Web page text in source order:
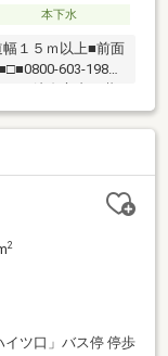
本下水
１５ｍ以上■前面
603-1988?
！岐阜市内で黄
ありませんか。
阜の不動産エキ
のことならお任
2
ツ口」バス停 停歩